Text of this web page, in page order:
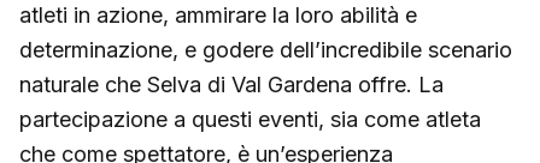
atleti in azione, ammirare la loro abilità e
determinazione, e godere dell’incredibile scenario
naturale che Selva di Val Gardena offre. La
partecipazione a questi eventi, sia come atleta
che come spettatore, è un’esperienza